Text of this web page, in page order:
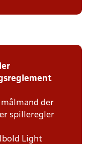
der
spilleregler
Light